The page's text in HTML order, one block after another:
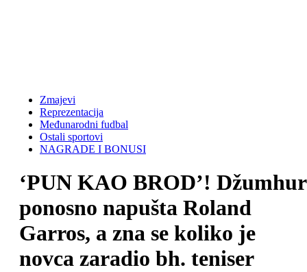
Zmajevi
Reprezentacija
Međunarodni fudbal
Ostali sportovi
NAGRADE I BONUSI
‘PUN KAO BROD’! Džumhur
ponosno napušta Roland
Garros, a zna se koliko je
novca zaradio bh. teniser